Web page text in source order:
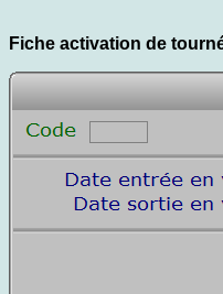
Fiche activation de